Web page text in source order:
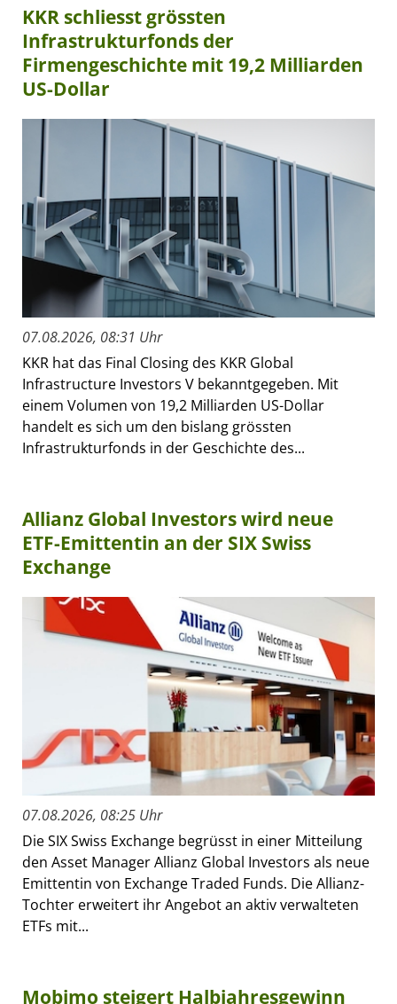
KKR schliesst grössten
Infrastrukturfonds der
Firmengeschichte mit 19,2 Milliarden
US-Dollar
07.08.2026, 08:31 Uhr
KKR hat das Final Closing des KKR Global
Infrastructure Investors V bekanntgegeben. Mit
einem Volumen von 19,2 Milliarden US-Dollar
handelt es sich um den bislang grössten
Infrastrukturfonds in der Geschichte des...
Allianz Global Investors wird neue
ETF-Emittentin an der SIX Swiss
Exchange
07.08.2026, 08:25 Uhr
Die SIX Swiss Exchange begrüsst in einer Mitteilung
den Asset Manager Allianz Global Investors als neue
Emittentin von Exchange Traded Funds. Die Allianz-
Tochter erweitert ihr Angebot an aktiv verwalteten
ETFs mit...
Mobimo steigert Halbjahresgewinn